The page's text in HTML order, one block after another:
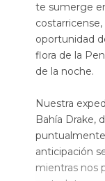
te sumerge
oportunidad
flora de la
de la noche.
Nuestra
Bahía Drake,
puntualmente
anticipación
mientras nos